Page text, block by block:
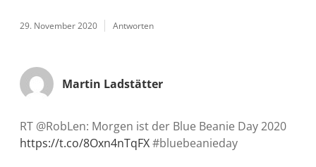
29. November 2020 Antworten
Martin Ladstätter
RT @RobLen: Morgen ist der Blue Beanie Day 2020
https://t.co/8Oxn4nTqFX#bluebeanieday